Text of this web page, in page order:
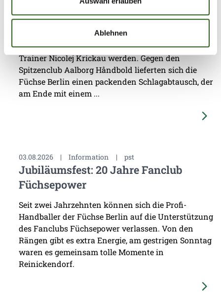
Ablehnen
Das vierte Testspiel seit dem Beginn der
Vorbereitung auf die Spielzeit 2026/27 sollte eine
erste Standortbestimmung für das Team von
Trainer Nicolej Krickau werden. Gegen den
Spitzenclub Aalborg Håndbold lieferten sich die
Füchse Berlin einen packenden Schlagabtausch, der
am Ende mit einem ...
03.08.2026 | Information | pst
Jubiläumsfest: 20 Jahre Fanclub
Füchsepower
Seit zwei Jahrzehnten können sich die Profi-
Handballer der Füchse Berlin auf die Unterstützung
des Fanclubs Füchsepower verlassen. Von den
Rängen gibt es extra Energie, am gestrigen Sonntag
waren es gemeinsam tolle Momente in
Reinickendorf.